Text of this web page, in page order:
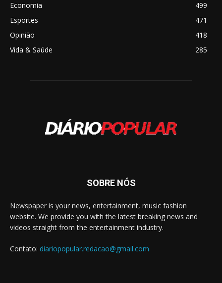
Economia
499
Esportes
471
Opinião
418
Vida & Saúde
285
SOBRE NÓS
Newspaper is your news, entertainment, music fashion
website. We provide you with the latest breaking news and
videos straight from the entertainment industry.
Contato: diariopopular.redacao@gmail.com